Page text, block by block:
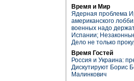
Время и Мир
Ядерная проблема
американского
военных надо
Испании;
Дело не только
Время Гостей
Россия и Украина:
Дискутируют Борис
Малинкович